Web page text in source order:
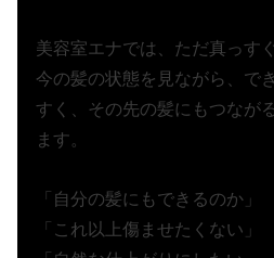
美容室エナでは、ただ真っす
今の髪の状態を見ながら、で
すく、その先の髪にもつなが
ます。
「自分の髪にもできるのか」
「これ以上傷ませたくない」